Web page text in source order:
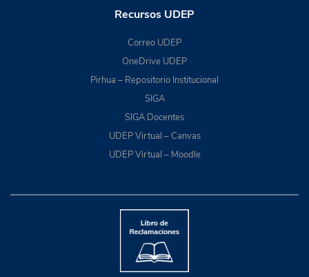
Recursos UDEP
Correo UDEP
OneDrive UDEP
Pirhua – Repositorio Institucional
SIGA
SIGA Docentes
UDEP Virtual – Canvas
UDEP Virtual – Moodle